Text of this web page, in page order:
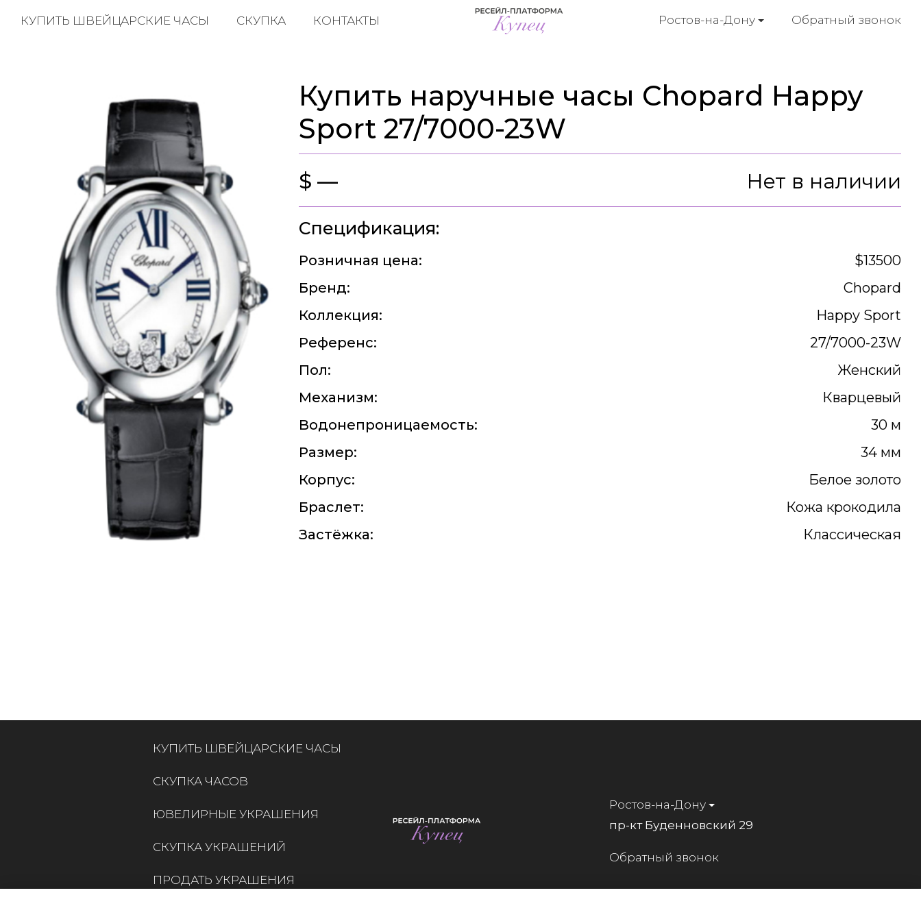
Ростов-на-Дону Обратный звонок
КУПИТЬ ШВЕЙЦАРСКИЕ ЧАСЫ СКУПКА КОНТАКТЫ
Купить наручные часы Chopard Happy
Sport 27/7000-23W
$ — Нет в наличии
Спецификация:
Розничная цена:
$13500
Бренд:
Chopard
Коллекция:
Happy Sport
Референс:
27/7000-23W
Пол:
Женский
Механизм:
Кварцевый
Водонепроницаемость:
30 м
Размер:
34 мм
Корпус:
Белое золото
Браслет:
Кожа крокодила
Застёжка:
Классическая
КУПИТЬ ШВЕЙЦАРСКИЕ ЧАСЫ
СКУПКА ЧАСОВ
ЮВЕЛИРНЫЕ УКРАШЕНИЯ
СКУПКА УКРАШЕНИЙ
ПРОДАТЬ УКРАШЕНИЯ
Ростов-на-Дону
пр-кт Буденновский 29
Обратный звонок